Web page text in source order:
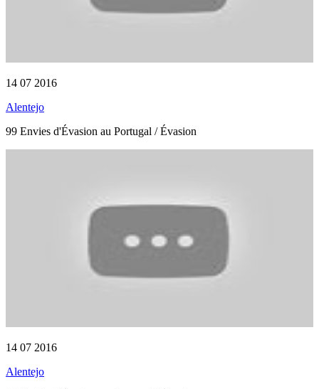
14 07 2016
Alentejo
99 Envies d'Évasion au Portugal / Évasion
14 07 2016
Alentejo